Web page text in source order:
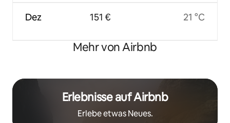
Dez 151 € 21 °C
Mehr von Airbnb
Erlebnisse auf Airbnb
Erlebe etwas Neues.